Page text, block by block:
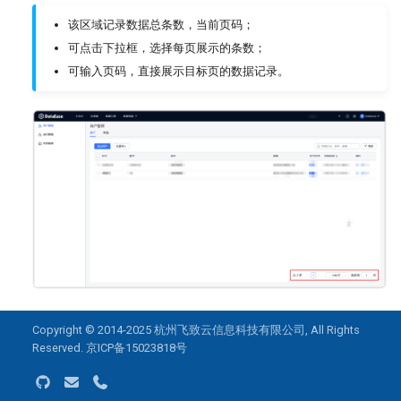
该区域记录数据总条数，当前页码；
可点击下拉框，选择每页展示的条数；
可输入页码，直接展示目标页的数据记录。
Copyright © 2014-2025 杭州飞致云信息科技有限公司 , All Rights
Reserved. 京ICP备15023818号